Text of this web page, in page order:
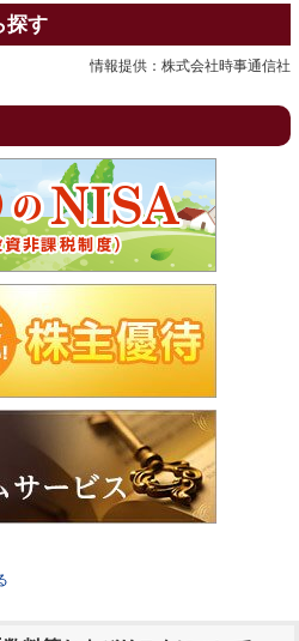
探す
情報提供：株式会社時事通信社